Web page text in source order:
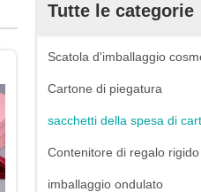
Tutte le categorie
Scatola d'imballaggio
Cartone di piegatura
sacchetti della spesa di
Contenitore di regalo rigido
imballaggio ondulato